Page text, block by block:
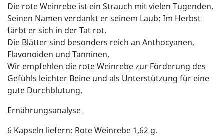
Die rote Weinrebe ist ein Strauch mit vielen Tugenden.
Seinen Namen verdankt er seinem Laub: Im Herbst
färbt er sich in der Tat rot.
Die Blätter sind besonders reich an Anthocyanen,
Flavonoiden und Tanninen.
Wir empfehlen die rote Weinrebe zur Förderung des
Gefühls leichter Beine und als Unterstützung für eine
gute Durchblutung.
Ernährungsanalyse
6 Kapseln liefern: Rote Weinrebe 1,62 g.